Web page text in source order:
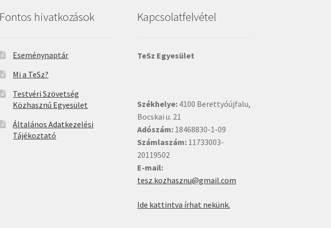
Fontos hivatkozások
Eseménynaptár
Mi a TeSz?
Testvéri Szövetség
Közhasznú Egyesület
Általános Adatkezelési
Tájékoztató
Kapcsolatfelvétel
TeSz Egyesület
Székhelye: 4100 Berettyóújfalu,
Bocskai u. 21
Adószám: 18468830-1-09
Számlaszám: 11733003-
20119502
E-mail:
tesz.kozhasznu@gmail.com
Ide kattintva írhat nekünk.